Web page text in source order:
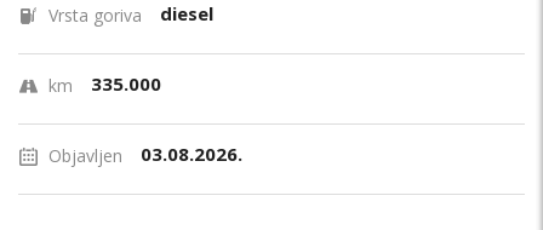
Vrsta goriva diesel
km 335.000
Objavljen 03.08.2026.